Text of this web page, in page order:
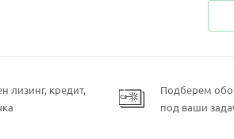
лизинг, кредит,
Подберем
под ваши